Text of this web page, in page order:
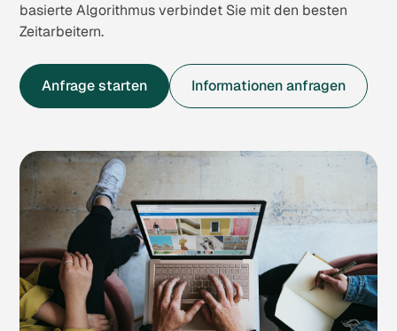
basierte Algorithmus verbindet Sie mit den besten
Zeitarbeitern.
Anfrage starten Informationen anfragen